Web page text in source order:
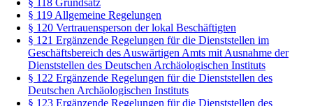
§ 118 Grundsatz
§ 119 Allgemeine Regelungen
§ 120 Vertrauensperson der lokal Beschäftigten
§ 121 Ergänzende Regelungen für die Dienststellen im
Geschäftsbereich des Auswärtigen Amts mit Ausnahme der
Dienststellen des Deutschen Archäologischen Instituts
§ 122 Ergänzende Regelungen für die Dienststellen des
Deutschen Archäologischen Instituts
§ 123 Ergänzende Regelungen für die Dienststellen des